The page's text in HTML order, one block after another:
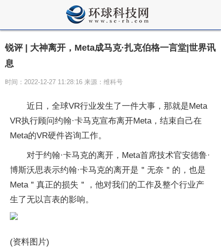
锐评 | 大神离开，Meta成马克·扎克伯格一言堂|世界讯
息
时间：2022-12-27 11:28:16 来源：维科号
近日，全球VR行业发生了一件大事，那就是Meta
VR执行顾问约翰·卡马克宣布离开Meta，结束自己在
Meta的VR硬件咨询工作。
对于约翰·卡马克的离开，Meta首席技术官安德鲁·
博斯沃思表示约翰·卡马克的离开是＂无奈＂的，也是
Meta＂真正的损失＂，他对我们的工作及整个行业产
生了无以言表的影响。
(资料图片)